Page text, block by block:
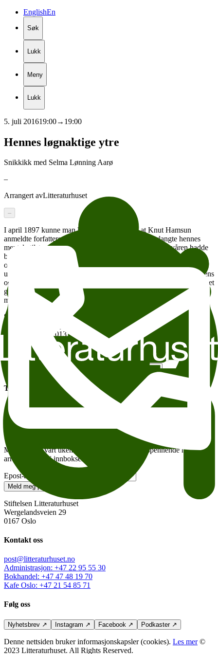
EnglishEn
Søk
Lukk
Meny
Lukk
5. juli 201619:00→ 19:00
Hennes løgnaktige ytre
Snikkikk med Selma Lønning Aarø
–
Arrangert avLitteraturhuset
–
I april 1897 kunne man lese i Verdens Gang at Knut Hamsun
anmeldte forfatteren Anna Munch til politiet og forlangte hennes
mentale tilstand undersøkt. Bakgrunnen var at det den våren hadde
blitt spredd en rekke anonyme brev som svertet ham. Hamsun var
overbevist om at brevene kom fra henne. Dette danner
utgangspunktet for en helt særegen kunstnerroman: en tragisk, intens
og hittil ukjent historie om å være kvinne og kunstner. Den vekker et
glemt forfatterskap til live og kaster nytt lys over norgeshistoriens
mest omdiskuterte forfatter.
Selma Lønning Aarø er roman- og barnebokforfatter og fikk mye
oppmerksomhet og varme kritikker for sin forrige utgivelse,
(2013).
Litteraturhuset Snikkikk med Selma Lønning Aarø
Legg til i kalender Kopier lenke
Tema:
Andre anbefalte arrangementer
Meld deg på vårt nyhetsbrev
Meld deg på vårt ukentlige nyhetsbrev – og få spennende nyheter og
arrangementer i innboksen hver uke!
Epost-adresse
Meld meg på
Stiftelsen Litteraturhuset
Wergelandsveien 29
0167 Oslo
Kontakt oss
post@litteraturhuset.no
Administrasjon: +47 22 95 55 30
Bokhandel: +47 47 48 19 70
Kafe Oslo: +47 21 54 85 71
Følg oss
Nyhetsbrev ↗ Instagram ↗ Facebook ↗ Podkaster↗
Denne nettsiden bruker informasjonskapsler (cookies). Les mer©
2023 Litteraturhuset. All Rights Reserved.